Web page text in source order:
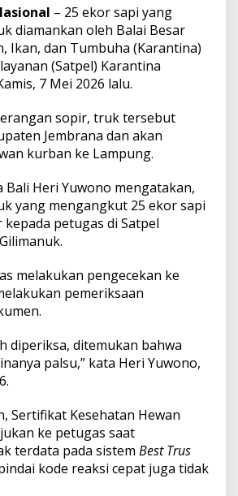
o
u
m
e
n
s
u
i
m
a
n
a
n
k
a
d
p
e
l
a
– 25 ekor sapi yang
diamankan oleh Balai Besar
Ikan, dan Tumbuha (Karantina)
(Satpel) Karantina
7 Mei 2026 lalu.
sopir, truk tersebut
Jembrana dan akan
kurban ke Lampung.
Bali Heri Yuwono mengatakan,
yang mengangkut 25 ekor sapi
petugas di Satpel
melakukan pengecekan ke
pemeriksaan
diperiksa, ditemukan bahwa
palsu,” kata Heri Yuwono,
Sertifikat Kesehatan Hewan
ke petugas saat
terdata pada sistem Best Trus
kode reaksi cepat juga tidak